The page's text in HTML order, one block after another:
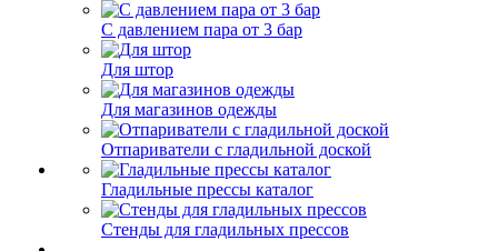
С давлением пара от 3 бар
Для штор
Для магазинов одежды
Отпариватели с гладильной доской
Гладильные прессы каталог
Стенды для гладильных прессов